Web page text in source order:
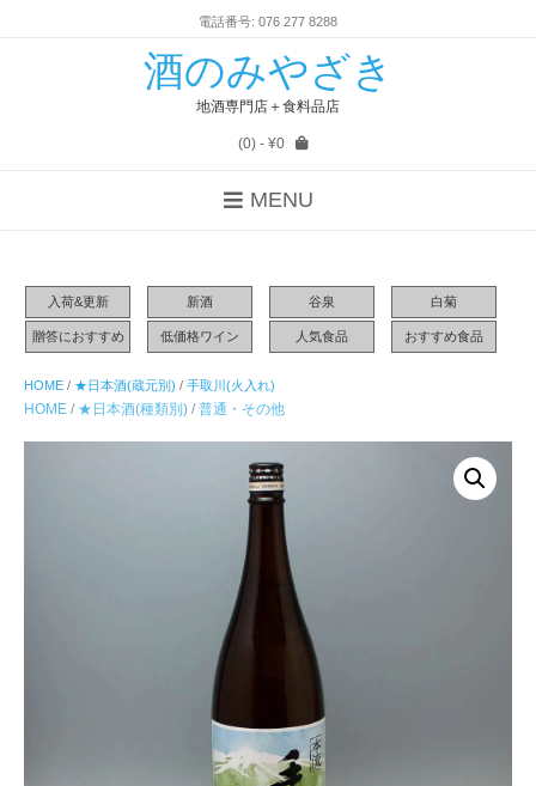
電話番号: 076 277 8288
酒のみやざき
地酒専門店＋食料品店
(0)- ¥0
MENU
入荷&更新 新酒 谷泉 白菊
贈答におすすめ 低価格ワイン 人気食品 おすすめ食品
HOME / ★日本酒(蔵元別) / 手取川(火入れ)
HOME / ★日本酒(種類別) / 普通・その他